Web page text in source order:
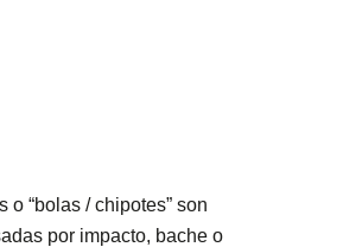
o “bolas / chipotes” son
por impacto, bache o